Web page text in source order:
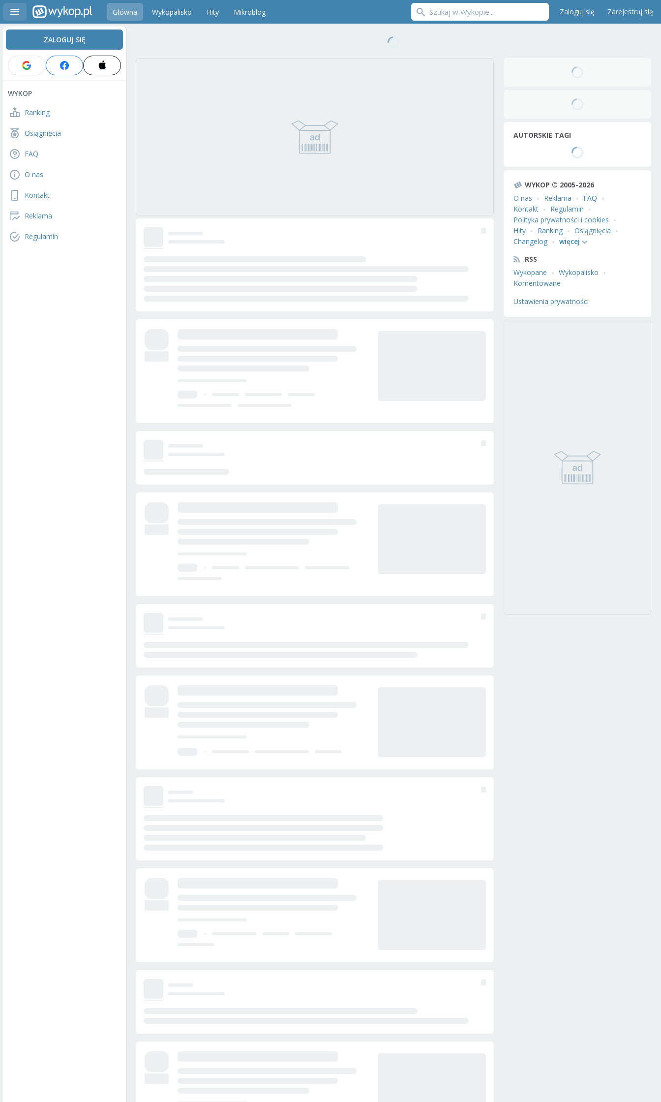
Główna Wykopalisko Hity Mikroblog Zaloguj się Zarejestruj się
ZALOGUJ SIĘ
WYKOP
Ranking
Osiągnięcia
FAQ
O nas
Kontakt
Reklama
Regulamin
AUTORSKIE TAGI
WYKOP © 2005-2026
O nas
Reklama
FAQ
Kontakt
Regulamin
Polityka prywatności i cookies
Hity
Ranking
Osiągnięcia
Changelog
więcej
RSS
Wykopane
Wykopalisko
Komentowane
Ustawienia prywatności